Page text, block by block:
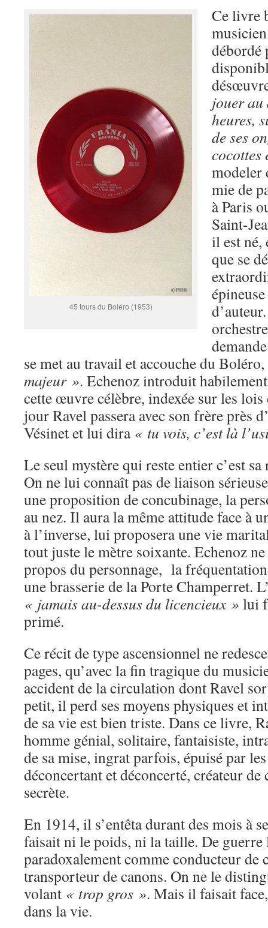
45 tours du Boléro (1953)
Ce livre
débordé
jouer au
heures,
de ses
cocottes
modeler
mie de
à Paris
Saint-
il est né,
que se
se met au travail et accouche du Boléro,
majeur ». Echenoz introduit
cette œuvre célèbre, indexée sur les
jour Ravel passera avec son frère près
Vésinet et lui dira « tu vois, c’est là
Le seul mystère qui reste entier c’est
On ne lui connaît pas de liaison
une proposition de concubinage, la
au nez. Il aura la même attitude face à
à l’inverse, lui proposera une vie
tout juste le mètre soixante. Echenoz
propos du personnage, la
une brasserie de la Porte Champerret.
« jamais au-dessus du licencieux » lui
primé.
Ce récit de type ascensionnel ne
pages, qu’avec la fin tragique du
accident de la circulation dont Ravel
petit, il perd ses moyens physiques et
de sa vie est bien triste. Dans ce livre,
homme génial, solitaire, fantaisiste,
de sa mise, ingrat parfois, épuisé par
déconcertant et déconcerté, créateur
secrète.
En 1914, il s’entêta durant des mois à
faisait ni le poids, ni la taille. De guerre
paradoxalement comme conducteur de
transporteur de canons. On ne le
volant « trop gros ». Mais il faisait
dans la vie.